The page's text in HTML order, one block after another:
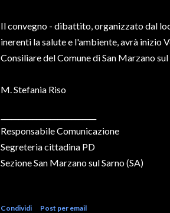
Il convegno - dibattito, organizzato dal
inerenti la salute e l'ambiente, avrà inizio
Consiliare del Comune di San Marzano sul
M. Stefania Riso
Responsabile Comunicazione
Segreteria cittadina PD
Sezione San Marzano sul Sarno (SA)
Condividi Post per email